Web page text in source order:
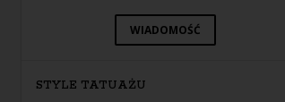
WIADOMOŚĆ
STYLE TATUAŻU